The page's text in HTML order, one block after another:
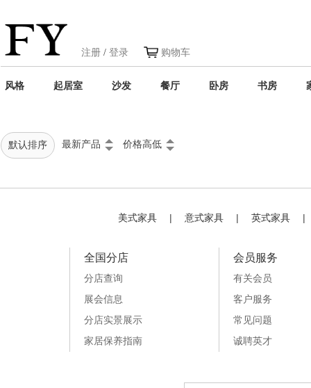
注册 / 登录 购物车
风格 起居室 沙发 餐厅 卧房 书房
默认排序 最新产品 价格高低
美式家具 | 意式家具 | 英式家具 |
全国分店
分店查询
展会信息
分店实景展示
家居保养指南
会员服务
有关会员
客户服务
常见问题
诚聘英才